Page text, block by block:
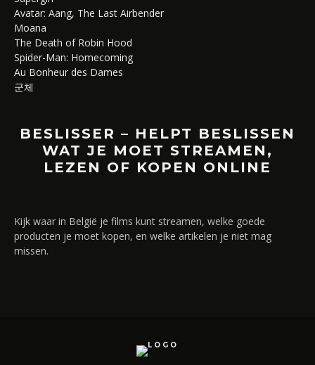
Avatar: Aang, The Last Airbender
Moana
The Death of Robin Hood
Spider-Man: Homecoming
Au Bonheur des Dames
군체
BESLISSER – HELPT BESLISSEN
WAT JE MOET STREAMEN,
LEZEN OF KOPEN ONLINE
Kijk waar in België je films kunt streamen, welke goede
producten je moet kopen, en welke artikelen je niet mag
missen.